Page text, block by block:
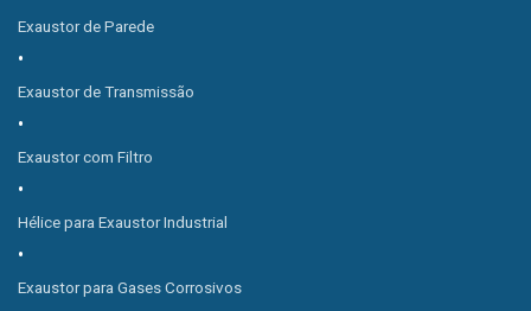
Exaustor de Parede
Exaustor de Transmissão
Exaustor com Filtro
Hélice para Exaustor Industrial
Exaustor para Gases Corrosivos